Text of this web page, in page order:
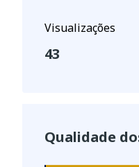
Visualizações
43
Qualidade